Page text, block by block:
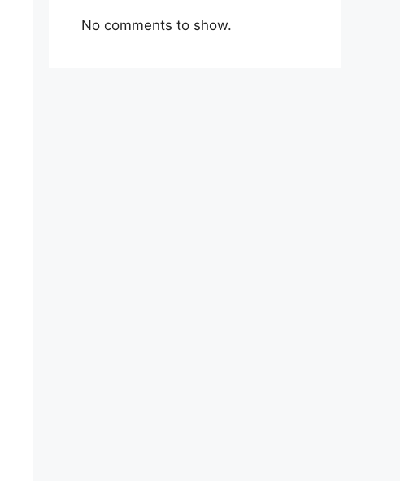
No comments to show.